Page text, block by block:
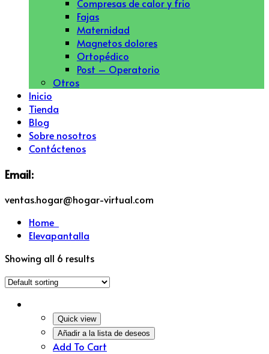
Compresas de calor y frio
Fajas
Maternidad
Magnetos dolores
Ortopédico
Post – Operatorio
Otros
Inicio
Tienda
Blog
Sobre nosotros
Contáctenos
Email:
ventas.hogar@hogar-virtual.com
Home
Elevapantalla
Showing all 6 results
Quick view
Añadir a la lista de deseos
Add To Cart